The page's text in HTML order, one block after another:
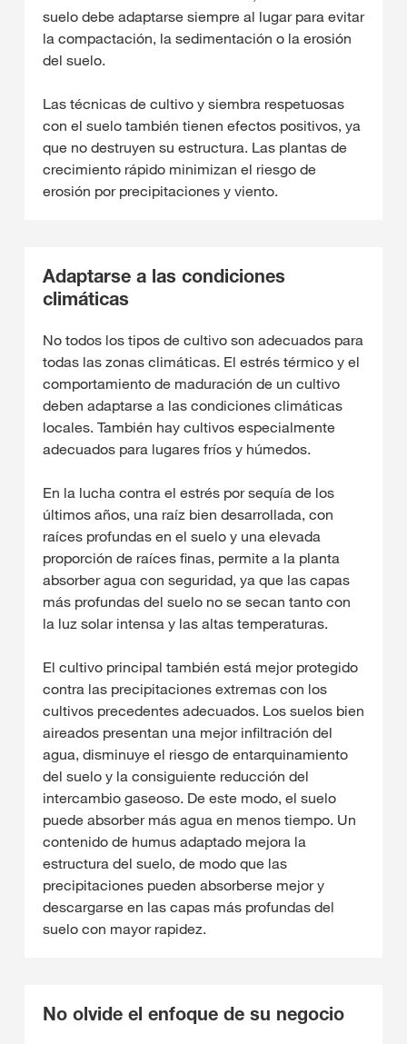
suelo debe adaptarse siempre al lugar para evitar
la compactación, la sedimentación o la erosión
del suelo.
Las técnicas de cultivo y siembra respetuosas
con el suelo también tienen efectos positivos, ya
que no destruyen su estructura. Las plantas de
crecimiento rápido minimizan el riesgo de
erosión por precipitaciones y viento.
Adaptarse a las condiciones
climáticas
No todos los tipos de cultivo son adecuados para
todas las zonas climáticas. El estrés térmico y el
comportamiento de maduración de un cultivo
deben adaptarse a las condiciones climáticas
locales. También hay cultivos especialmente
adecuados para lugares fríos y húmedos.
En la lucha contra el estrés por sequía de los
últimos años, una raíz bien desarrollada, con
raíces profundas en el suelo y una elevada
proporción de raíces finas, permite a la planta
absorber agua con seguridad, ya que las capas
más profundas del suelo no se secan tanto con
la luz solar intensa y las altas temperaturas.
El cultivo principal también está mejor protegido
contra las precipitaciones extremas con los
cultivos precedentes adecuados. Los suelos bien
aireados presentan una mejor infiltración del
agua, disminuye el riesgo de entarquinamiento
del suelo y la consiguiente reducción del
intercambio gaseoso. De este modo, el suelo
puede absorber más agua en menos tiempo. Un
contenido de humus adaptado mejora la
estructura del suelo, de modo que las
precipitaciones pueden absorberse mejor y
descargarse en las capas más profundas del
suelo con mayor rapidez.
No olvide el enfoque de su negocio